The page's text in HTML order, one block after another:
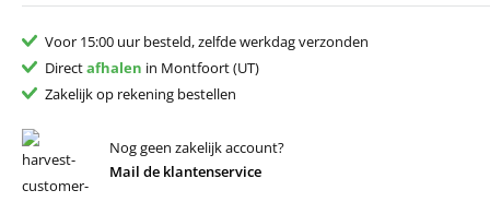
Voor 15:00 uur besteld, zelfde werkdag verzonden
Directafhalen in Montfoort (UT)
Zakelijk op rekening bestellen
Nog geen zakelijk account?
Mail de klantenservice